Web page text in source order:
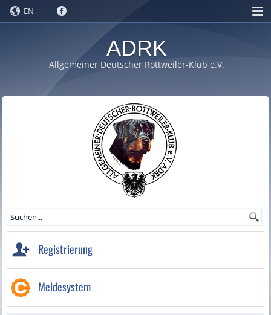
EN
ADRK
Allgemeiner Deutscher Rottweiler-Klub e.V.
Registrierung
Meldesystem